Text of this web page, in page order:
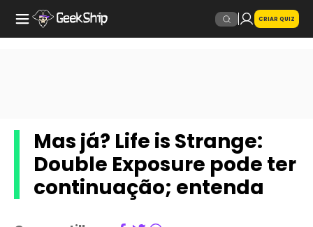
CRIAR QUIZ
Mas já? Life is Strange:
Double Exposure pode ter
continuação; entenda